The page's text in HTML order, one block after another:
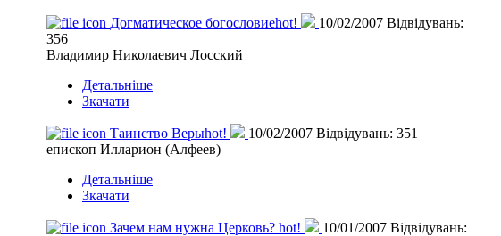
Догматическое богословиеhot! 10/02/2007 Відвідувань:
356
Владимир Николаевич Лосский
Детальніше
Зкачати
Таинство Верыhot! 10/02/2007 Відвідувань: 351
епископ Илларион (Алфеев)
Детальніше
Зкачати
Зачем нам нужна Церковь? hot! 10/01/2007 Відвідувань: